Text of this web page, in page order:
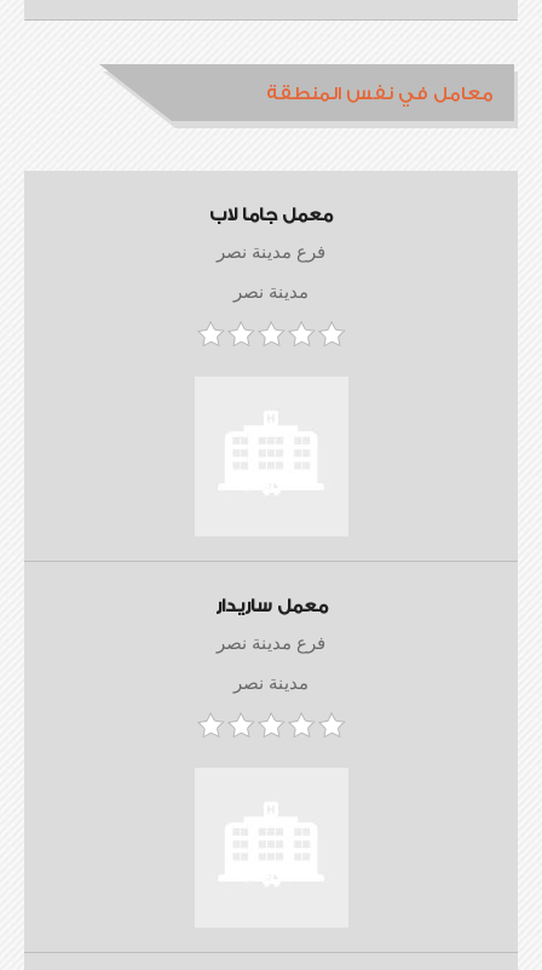
معامل في نفس المنطقة
معمل جاما لاب
فرع مدينة نصر
مدينة نصر
معمل ساريدار
فرع مدينة نصر
مدينة نصر